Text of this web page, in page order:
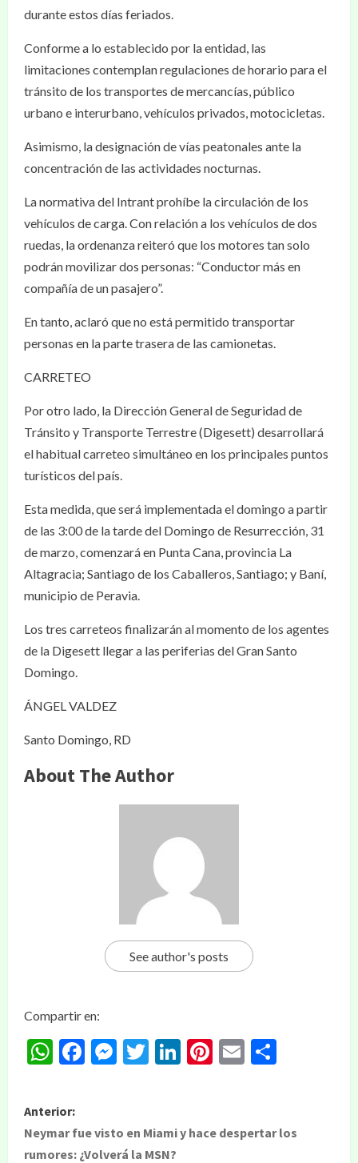
durante estos días feriados.
Conforme a lo establecido por la entidad, las
limitaciones contemplan regulaciones de horario para el
tránsito de los transportes de mercancías, público
urbano e interurbano, vehículos privados, motocicletas.
Asimismo, la designación de vías peatonales ante la
concentración de las actividades nocturnas.
La normativa del Intrant prohíbe la circulación de los
vehículos de carga. Con relación a los vehículos de dos
ruedas, la ordenanza reiteró que los motores tan solo
podrán movilizar dos personas: “Conductor más en
compañía de un pasajero”.
En tanto, aclaró que no está permitido transportar
personas en la parte trasera de las camionetas.
CARRETEO
Por otro lado, la Dirección General de Seguridad de
Tránsito y Transporte Terrestre (Digesett) desarrollará
el habitual carreteo simultáneo en los principales puntos
turísticos del país.
Esta medida, que será implementada el domingo a partir
de las 3:00 de la tarde del Domingo de Resurrección, 31
de marzo, comenzará en Punta Cana, provincia La
Altagracia; Santiago de los Caballeros, Santiago; y Baní,
municipio de Peravia.
Los tres carreteos finalizarán al momento de los agentes
de la Digesett llegar a las periferias del Gran Santo
Domingo.
ÁNGEL VALDEZ
Santo Domingo, RD
About The Author
See author's posts
Compartir en:
WhatsApp
Facebook
Messenger
Twitter
LinkedIn
Pinterest
Email
Anterior:
Neymar fue visto en Miami y hace despertar los
rumores: ¿Volverá la MSN?